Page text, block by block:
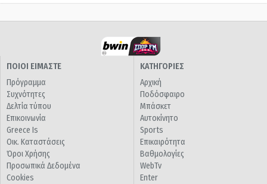
ΠΟΙΟΙ ΕΙΜΑΣΤΕ
Πρόγραμμα
Συχνότητες
Δελτία τύπου
Επικοινωνία
Greece Is
Οικ. Καταστάσεις
Όροι Χρήσης
Προσωπικά Δεδομένα
Cookies
ΚΑΤΗΓΟΡΙΕΣ
Αρχική
Ποδόσφαιρο
Μπάσκετ
Αυτοκίνητο
Sports
Επικαιρότητα
Βαθμολογίες
WebTv
Enter